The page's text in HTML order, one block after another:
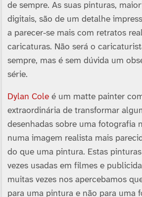
de sempre. As suas pinturas,
digitais, são de um detalhe
a parecer-se mais com retratos
caricaturas. Não será o
sempre, mas é sem dúvida um
série.
Dylan Coleé um matte painter
extraordinária de transformar
desenhadas sobre uma fotografia
numa imagem realista mais
do que uma pintura. Estas
vezes usadas em filmes e
muitas vezes nos apercebamos
para uma pintura e não para uma